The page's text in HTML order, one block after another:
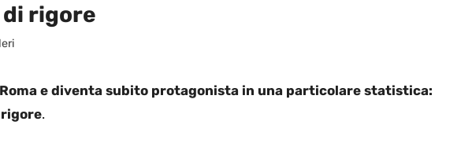
di rigore
Roma e diventa subito protagonista in una particolare statistica:
rigore.